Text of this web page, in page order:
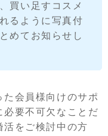
買い足すコスメ
るように写真付
めてお知らせし
会員様向けのサポ
必要不可欠なことだ
活をご検討中の方